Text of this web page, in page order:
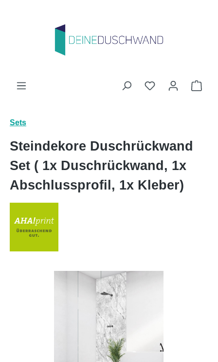
Du hast 0
Sets
Steindekore Duschrückwand
Set ( 1x Duschrückwand, 1x
Abschlussprofil, 1x Kleber)